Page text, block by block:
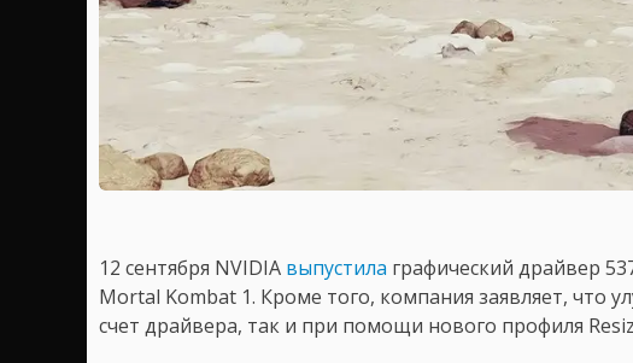
12 сентября NVIDIA выпустила графический драйвер
Mortal Kombat 1. Кроме того, компания заявляет, что
счет драйвера, так и при помощи нового профиля